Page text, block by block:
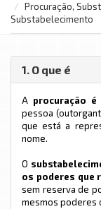
Procuração,
Substabelecimento
1. O que é
A procuração
pessoa
que está a
nome.
O
os poderes que
sem reserva de
mesmos poderes